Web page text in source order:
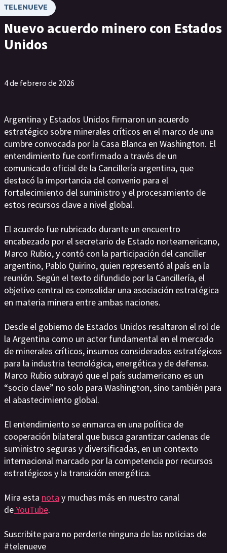
TELENUEVE
Nuevo acuerdo minero con Estados
Unidos
4 de febrero de 2026
Argentina y Estados Unidos firmaron un acuerdo
estratégico sobre minerales críticos en el marco de una
cumbre convocada por la Casa Blanca en Washington. El
entendimiento fue confirmado a través de un
comunicado oficial de la Cancillería argentina, que
destacó la importancia del convenio para el
fortalecimiento del suministro y el procesamiento de
estos recursos clave a nivel global.
El acuerdo fue rubricado durante un encuentro
encabezado por el secretario de Estado norteamericano,
Marco Rubio, y contó con la participación del canciller
argentino, Pablo Quirino, quien representó al país en la
reunión. Según el texto difundido por la Cancillería, el
objetivo central es consolidar una asociación estratégica
en materia minera entre ambas naciones.
Desde el gobierno de Estados Unidos resaltaron el rol de
la Argentina como un actor fundamental en el mercado
de minerales críticos, insumos considerados estratégicos
para la industria tecnológica, energética y de defensa.
Marco Rubio subrayó que el país sudamericano es un
“socio clave” no solo para Washington, sino también para
el abastecimiento global.
El entendimiento se enmarca en una política de
cooperación bilateral que busca garantizar cadenas de
suministro seguras y diversificadas, en un contexto
internacional marcado por la competencia por recursos
estratégicos y la transición energética.
Mira esta nota y muchas más en nuestro canal
deYouTube.
Suscribite para no perderte ninguna de las noticias de
#telenueve